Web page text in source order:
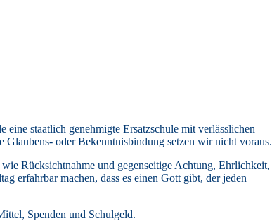
staatlich genehmigte Ersatzschule mit verlässlichen
oder Bekenntnisbindung setzen wir nicht voraus.
Rücksichtnahme und gegenseitige Achtung, Ehrlichkeit,
erfahrbar machen, dass es einen Gott gibt, der jeden
Spenden und Schulgeld.